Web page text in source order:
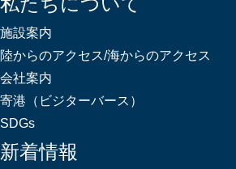
施設案内
陸からのアクセス/海からのアクセス
会社案内
寄港（ビジターバース）
SDGs
新着情報